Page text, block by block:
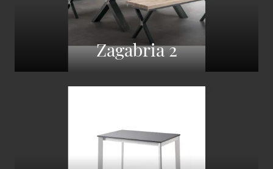
Zagabria 2